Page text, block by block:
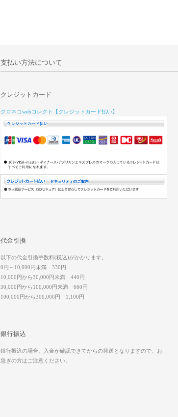
支払い方法について
クレジットカード
クロネコwebコレクト【クレジットカード払い】
代金引換
以下の代金引換手数料(税込)がかかります。
0円～10,000円未満 330円
10,000円から30,000円未満 440円
30,000円から100,000円未満 660円
100,000円から300,000円 1,100円
銀行振込
銀行振込の場合、入金が確認できてからの発送となりますので、お
急ぎの方はご注意ください。